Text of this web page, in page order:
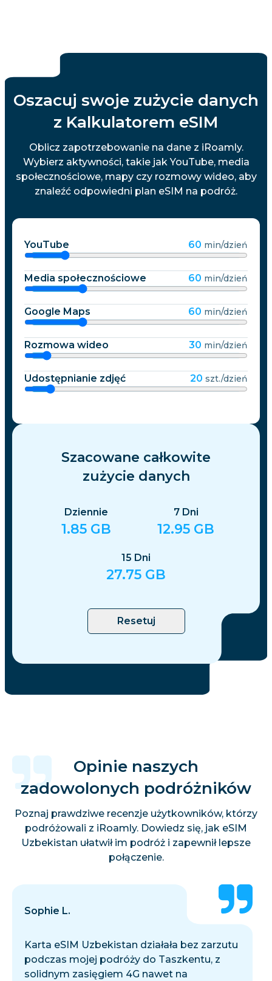
Oszacuj swoje zużycie danych
z Kalkulatorem eSIM
Oblicz zapotrzebowanie na dane z iRoamly.
Wybierz aktywności, takie jak YouTube, media
społecznościowe, mapy czy rozmowy wideo, aby
znaleźć odpowiedni plan eSIM na podróż.
YouTube 60 min/dzień
Media społecznościowe 60 min/dzień
Google Maps 60 min/dzień
Rozmowa wideo 30 min/dzień
Udostępnianie zdjęć 20 szt./dzień
Szacowane całkowite
zużycie danych
Dziennie
1.85 GB
7 Dni
12.95 GB
15 Dni
27.75 GB
Resetuj
Opinie naszych
zadowolonych podróżników
Poznaj prawdziwe recenzje użytkowników, którzy
podróżowali z iRoamly. Dowiedz się, jak eSIM
Uzbekistan ułatwił im podróż i zapewnił lepsze
połączenie.
Sophie L.
Karta eSIM Uzbekistan działała bez zarzutu
podczas mojej podróży do Taszkentu, z
solidnym zasięgiem 4G nawet na